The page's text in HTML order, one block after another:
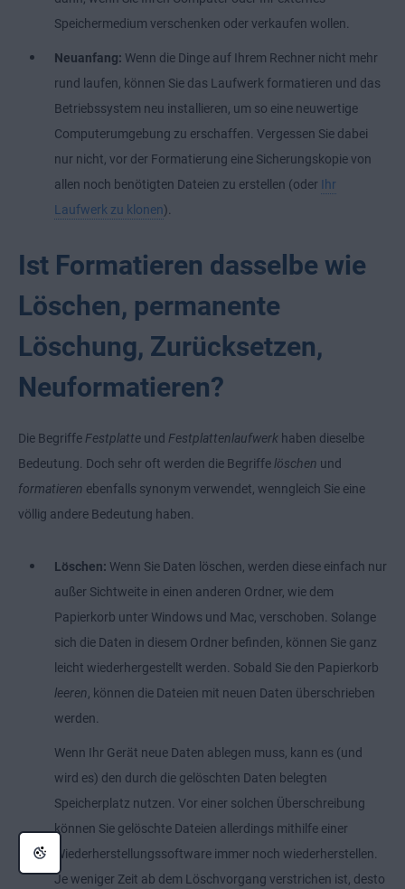
Speichermedium verschenken oder verkaufen wollen.
Neuanfang: Wenn die Dinge auf Ihrem Rechner nicht mehr
rund laufen, können Sie das Laufwerk formatieren und das
Betriebssystem neu installieren, um so eine neuwertige
Computerumgebung zu erschaffen. Vergessen Sie dabei
nur nicht, vor der Formatierung eine Sicherungskopie von
allen noch benötigten Dateien zu erstellen (oder Ihr
Laufwerk zu klonen).
Ist Formatieren dasselbe wie
Löschen, permanente
Löschung, Zurücksetzen,
Neuformatieren?
Die Begriffe Festplatte und Festplattenlaufwerk haben dieselbe
Bedeutung. Doch sehr oft werden die Begriffe löschen und
formatieren ebenfalls synonym verwendet, wenngleich Sie eine
völlig andere Bedeutung haben.
Löschen: Wenn Sie Daten löschen, werden diese einfach nur
außer Sichtweite in einen anderen Ordner, wie dem
Papierkorb unter Windows und Mac, verschoben. Solange
sich die Daten in diesem Ordner befinden, können Sie ganz
leicht wiederhergestellt werden. Sobald Sie den Papierkorb
leeren , können die Dateien mit neuen Daten überschrieben
werden.
Wenn Ihr Gerät neue Daten ablegen muss, kann es (und
wird es) den durch die gelöschten Daten belegten
Speicherplatz nutzen. Vor einer solchen Überschreibung
können Sie gelöschte Dateien allerdings mithilfe einer
Wiederherstellungssoftware immer noch wiederherstellen.
Je weniger Zeit ab dem Löschvorgang verstrichen ist, desto